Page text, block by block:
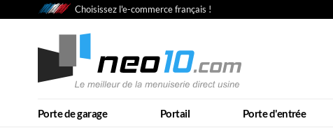
Choisissez l'e-commerce français !
Porte de garage Portail Porte d'entrée